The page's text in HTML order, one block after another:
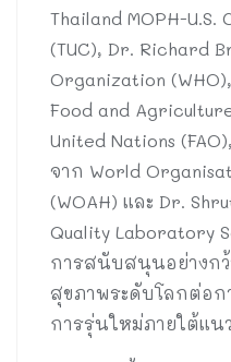
Thailand MOPH-
(TUC), Dr. Richard
Organization
Food and
United Nations
จาก World
(WOAH) และ Dr.
Quality Laboratory
การสนับสนุนอย่างกว้
สุขภาพระดับโลกต่อ
การรุ่นใหม่ภายใต้แน